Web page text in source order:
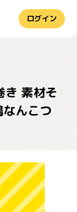
ログイン
素材そ
んこつ